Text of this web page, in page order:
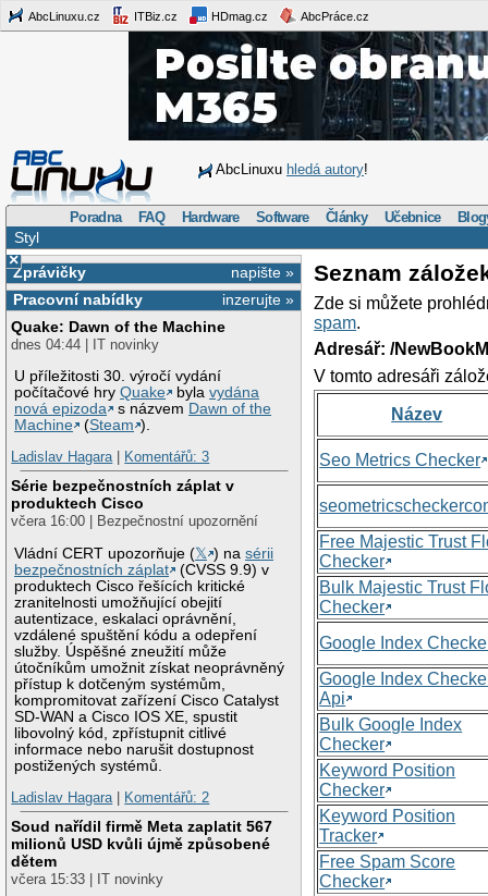
AbcLinuxu.cz ITBiz.cz HDmag.cz AbcPráce.cz
AbcLinuxu hledá autory!
Poradna FAQ Hardware Software Články Učebnice
Styl
×
napište »
Zprávičky
inzerujte »
Pracovní nabídky
Quake: Dawn of the Machine
dnes 04:44 | IT novinky
U příležitosti 30. výročí vydání
počítačové hryQuake bylavydána
nová epizoda
s názvem Dawn of the
Machine
(Steam ).
Ladislav Hagara| Komentářů: 3
Série bezpečnostních záplat v
produktech Cisco
včera 16:00 | Bezpečnostní upozornění
Vládní CERT upozorňuje (𝕏 ) nasérii
bezpečnostních záplat
(CVSS 9.9) v
produktech Cisco řešících kritické
zranitelnosti umožňující obejití
autentizace, eskalaci oprávnění,
vzdálené spuštění kódu a odepření
služby. Úspěšné zneužití může
útočníkům umožnit získat neoprávněný
přístup k dotčeným systémům,
kompromitovat zařízení Cisco Catalyst
SD-WAN a Cisco IOS XE, spustit
libovolný kód, zpřístupnit citlivé
informace nebo narušit dostupnost
postižených systémů.
Ladislav Hagara| Komentářů: 2
Soud nařídil firmě Meta zaplatit 567
milionů USD kvůli újmě způsobené
dětem
včera 15:33 | IT novinky
Seznam
Zde si můžete
spam.
Adresář: /
V tomto adresáři
Název
Seo Metrics Checker
Free Majestic Trust
Checker
Bulk Majestic Trust
Checker
Google Index
Google Index
Api
Bulk Google Index
Checker
Keyword Position
Checker
Keyword Position
Tracker
Free Spam Score
Checker